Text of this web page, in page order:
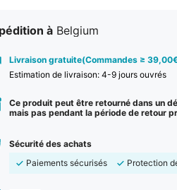
à Belgium
Livraison gratuite(Commandes ≥
Estimation de livraison: 4-9 jours ouvrés
Ce produit peut être retourné dans un
mais pas pendant la période de retour
Sécurité des achats
Paiements sécurisés
Protection